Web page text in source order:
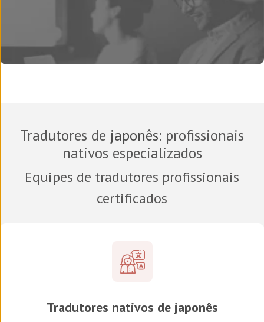
Tradutores de japonês: profissionais
nativos especializados
Equipes de tradutores profissionais
certificados
Tradutores nativos dejaponês